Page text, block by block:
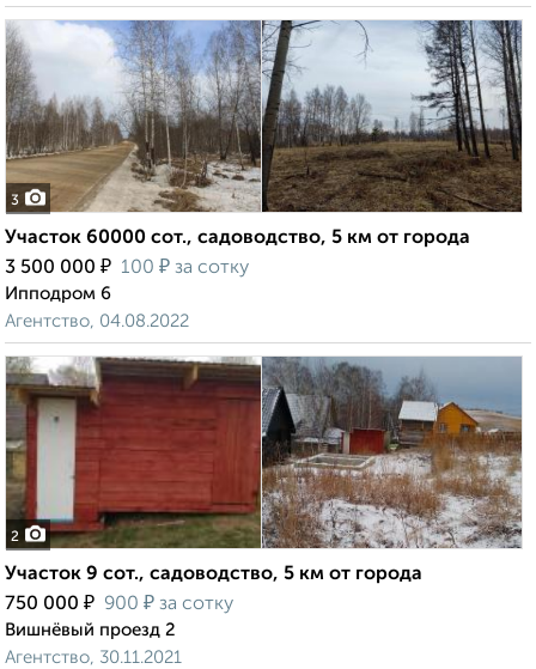
3
Участок 60000 сот., садоводство, 5 км от города
3 500 000 ₽ 100 ₽ за сотку
Ипподром 6
Агентство, 04.08.2022
2
Участок 9 сот., садоводство, 5 км от города
750 000 ₽ 900 ₽ за сотку
Вишнёвый проезд 2
Агентство, 30.11.2021